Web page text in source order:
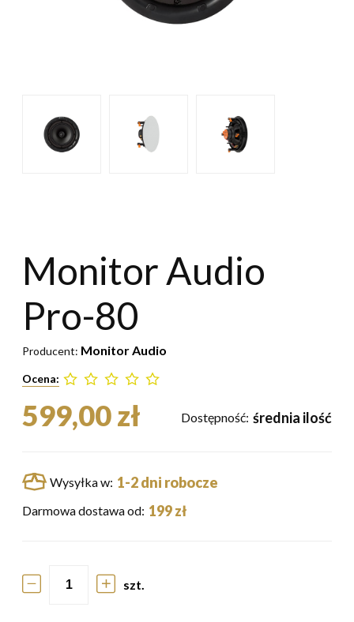
Monitor Audio
Pro-80
Producent: Monitor Audio
Ocena:
599,00 zł Dostępność: średnia ilość
Wysyłka w: 1-2 dni robocze
Darmowa dostawa od: 199 zł
szt.